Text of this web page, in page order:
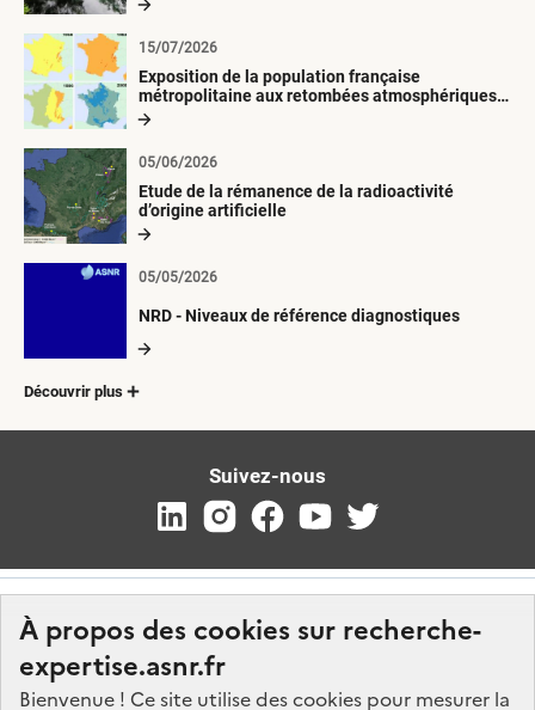
À propos des cookies sur recherche-
expertise.asnr.fr
Bienvenue ! Ce site utilise des cookies pour mesurer la
Exposition de la population française
métropolitaine aux retombées atmosphériques
radioactives depuis 1945
15/07/2026
Etude de la rémanence de la radioactivité
d’origine artificielle
05/06/2026
NRD - Niveaux de référence diagnostiques
05/05/2026
Découvrir plus
Suivez-nous